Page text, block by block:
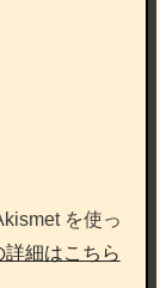
を使っ
細はこちら